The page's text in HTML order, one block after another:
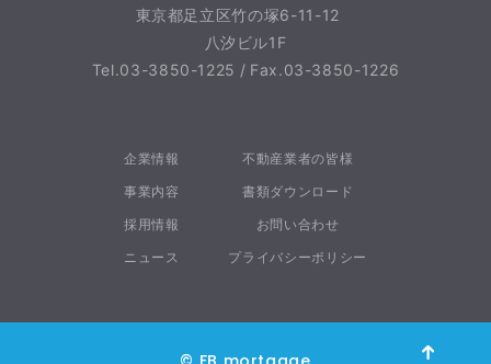
東京都足立区竹の塚6-11-12
八汐ビル1F
Tel.03-3850-1225 / Fax.03-3850-1226
企業情報
事業内容
採用情報
ニュース
不動産業者の皆様
書類ダウンロード
お問い合わせ
プライバシーポリシー